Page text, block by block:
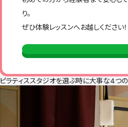
り。
ぜひ体験レッスンへお越しください！
ピラティススタジオを選ぶ時に大事な4つ